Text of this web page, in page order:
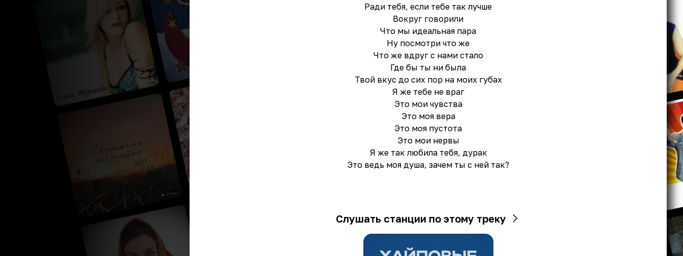
Ради тебя, если тебе так лучше
Вокруг говорили
Что мы идеальная пара
Ну посмотри что же
Что же вдруг с нами стало
Где бы ты ни была
Твой вкус до сих пор на моих губах
Я же тебе не враг
Это мои чувства
Это моя вера
Это моя пустота
Это мои нервы
Я же так любила тебя, дурак
Это ведь моя душа, зачем ты с ней так?
Слушать станции по этому треку